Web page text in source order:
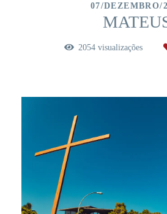
07/DEZEMBRO/
2054 visualizações